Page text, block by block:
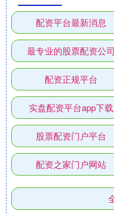
配资平台最新消息
最专业的股票配资公司
配资正规平台
实盘配资平台app下载
股票配资门户平台
配资之家门户网站